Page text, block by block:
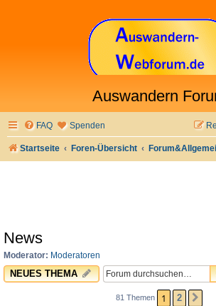
Auswandern
FAQ Spenden
Startseite Foren-Übersicht
News
Moderator: Moderatoren
NEUES THEMA
81 Themen 1 2